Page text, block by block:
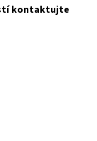
kontaktujte